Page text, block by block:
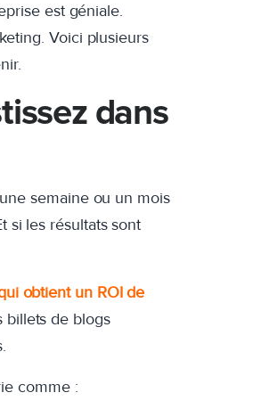
est géniale.
Voici plusieurs
dans
semaine ou un mois
si les résultats sont
obtient un ROI de
billets de blogs
comme :